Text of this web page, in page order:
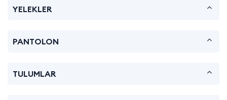
YELEKLER
PANTOLON
TULUMLAR